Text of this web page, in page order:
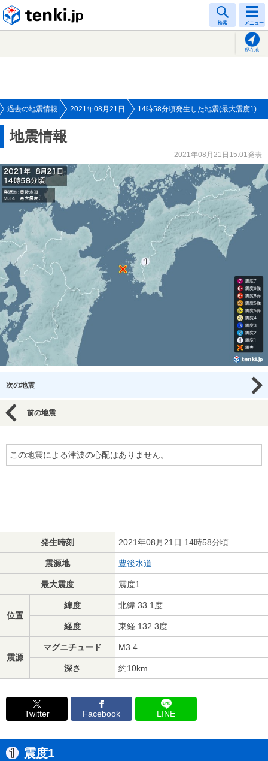
検索 メニュー
現在地
過去の地震情報 2021年08月21日 14時58分頃発生した地震(最大震度1)
地震情報
2021年08月21日15:01発表
次の地震
前の地震
この地震による津波の心配はありません。
発生時刻 2021年08月21日 14時58分頃
震源地 豊後水道
最大震度 震度1
位置
緯度 北緯 33.1度
経度 東経 132.3度
震源
マグニチュード M3.4
深さ 約10km
Twitter Facebook LINE
震度1